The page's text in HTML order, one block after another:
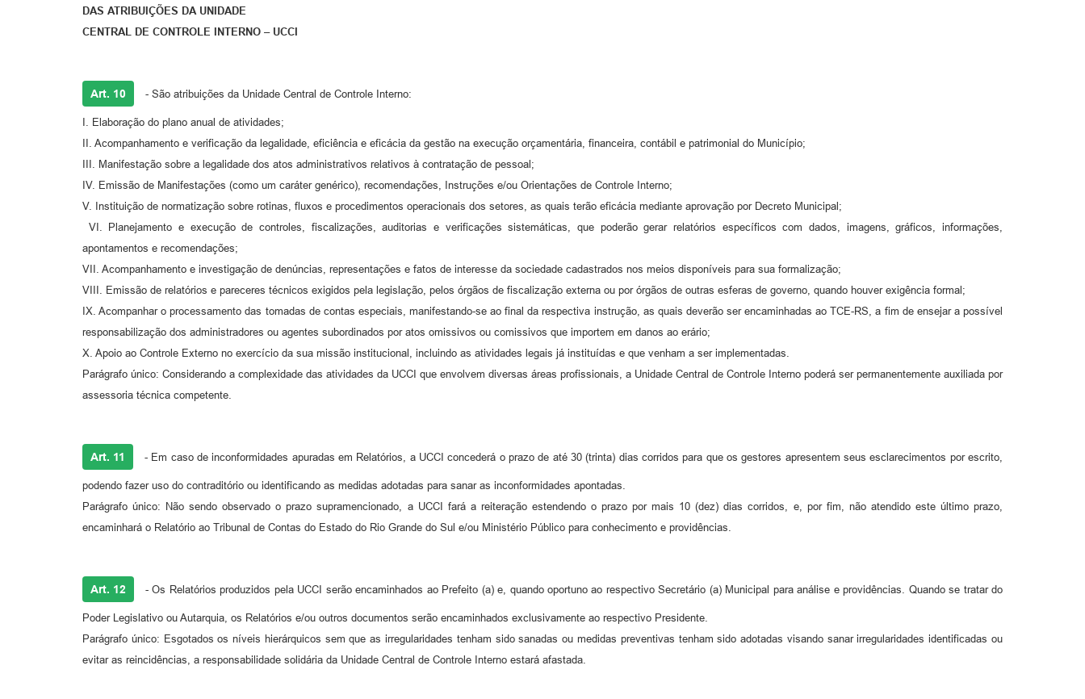
DAS ATRIBUIÇÕES DA UNIDADE
CENTRAL DE CONTROLE INTERNO – UCCI
Art. 10 - São atribuições da Unidade Central de Controle Interno:
I. Elaboração do plano anual de atividades;
II. Acompanhamento e verificação da legalidade, eficiência e eficácia da gestão na execução orçamentária, financeira, contábil e patrimonial do Município;
III. Manifestação sobre a legalidade dos atos administrativos relativos à contratação de pessoal;
IV. Emissão de Manifestações (como um caráter genérico), recomendações, Instruções e/ou Orientações de Controle Interno;
V. Instituição de normatização sobre rotinas, fluxos e procedimentos operacionais dos setores, as quais terão eficácia mediante aprovação por Decreto Municipal;
VI. Planejamento e execução de controles, fiscalizações, auditorias e verificações sistemáticas, que poderão gerar relatórios específicos com dados, imagens, gráficos, informações,
apontamentos e recomendações;
VII. Acompanhamento e investigação de denúncias, representações e fatos de interesse da sociedade cadastrados nos meios disponíveis para sua formalização;
VIII. Emissão de relatórios e pareceres técnicos exigidos pela legislação, pelos órgãos de fiscalização externa ou por órgãos de outras esferas de governo, quando houver exigência formal;
IX. Acompanhar o processamento das tomadas de contas especiais, manifestando-se ao final da respectiva instrução, as quais deverão ser encaminhadas ao TCE-RS, a fim de ensejar a possível
responsabilização dos administradores ou agentes subordinados por atos omissivos ou comissivos que importem em danos ao erário;
X. Apoio ao Controle Externo no exercício da sua missão institucional, incluindo as atividades legais já instituídas e que venham a ser implementadas.
Parágrafo único: Considerando a complexidade das atividades da UCCI que envolvem diversas áreas profissionais, a Unidade Central de Controle Interno poderá ser permanentemente auxiliada por
assessoria técnica competente.
Art. 11 - Em caso de inconformidades apuradas em Relatórios, a UCCI concederá o prazo de até 30 (trinta) dias corridos para que os gestores apresentem seus esclarecimentos por escrito,
podendo fazer uso do contraditório ou identificando as medidas adotadas para sanar as inconformidades apontadas.
Parágrafo único: Não sendo observado o prazo supramencionado, a UCCI fará a reiteração estendendo o prazo por mais 10 (dez) dias corridos, e, por fim, não atendido este último prazo,
encaminhará o Relatório ao Tribunal de Contas do Estado do Rio Grande do Sul e/ou Ministério Público para conhecimento e providências.
Art. 12 - Os Relatórios produzidos pela UCCI serão encaminhados ao Prefeito (a) e, quando oportuno ao respectivo Secretário (a) Municipal para análise e providências. Quando se tratar do
Poder Legislativo ou Autarquia, os Relatórios e/ou outros documentos serão encaminhados exclusivamente ao respectivo Presidente.
Parágrafo único: Esgotados os níveis hierárquicos sem que as irregularidades tenham sido sanadas ou medidas preventivas tenham sido adotadas visando sanar irregularidades identificadas ou
evitar as reincidências, a responsabilidade solidária da Unidade Central de Controle Interno estará afastada.